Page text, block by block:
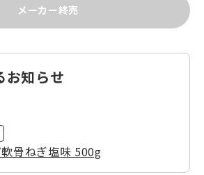
メーカー終売
お知らせ
軟骨ねぎ塩味 500g